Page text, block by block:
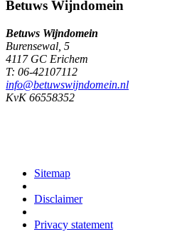
Betuws Wijndomein
Betuws Wijndomein
Burensewal, 5
4117 GC Erichem
T: 06-42107112
info@betuwswijndomein.nl
KvK 66558352
Sitemap
Disclaimer
Privacy statement